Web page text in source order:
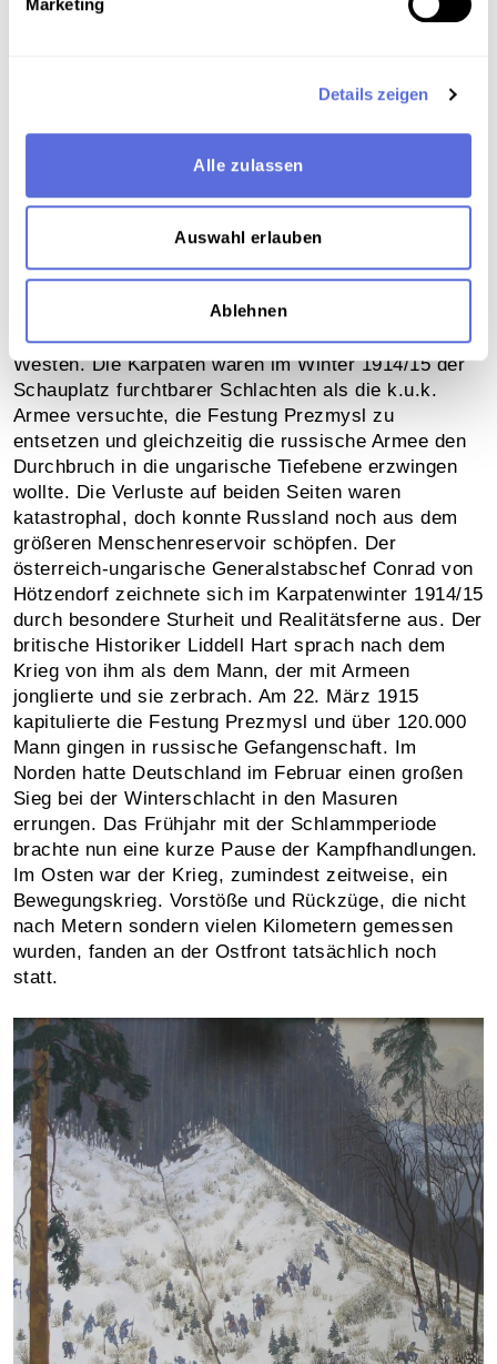
Details zeigen
Alle zulassen
Auswahl erlauben
Ablehnen
Die Ostfront 1915 –
Vom Baltikum im Norden bis zur rumänischen
Grenze im Süden erstreckte sich die Ostfront.
Russisch-Polen, oder Kongress-Polen, ragte immer
noch wie ein riesiger Brückenkopf in Richtung
Westen. Die Karpaten waren im Winter 1914/15 der
Schauplatz furchtbarer Schlachten als die k.u.k.
Armee versuchte, die Festung Prezmysl zu
entsetzen und gleichzeitig die russische Armee den
Durchbruch in die ungarische Tiefebene erzwingen
wollte. Die Verluste auf beiden Seiten waren
katastrophal, doch konnte Russland noch aus dem
größeren Menschenreservoir schöpfen. Der
österreich-ungarische Generalstabschef Conrad von
Hötzendorf zeichnete sich im Karpatenwinter 1914/15
durch besondere Sturheit und Realitätsferne aus. Der
britische Historiker Liddell Hart sprach nach dem
Krieg von ihm als dem Mann, der mit Armeen
jonglierte und sie zerbrach. Am 22. März 1915
kapitulierte die Festung Prezmysl und über 120.000
Mann gingen in russische Gefangenschaft. Im
Norden hatte Deutschland im Februar einen großen
Sieg bei der Winterschlacht in den Masuren
errungen. Das Frühjahr mit der Schlammperiode
brachte nun eine kurze Pause der Kampfhandlungen.
Im Osten war der Krieg, zumindest zeitweise, ein
Bewegungskrieg. Vorstöße und Rückzüge, die nicht
nach Metern sondern vielen Kilometern gemessen
wurden, fanden an der Ostfront tatsächlich noch
statt.